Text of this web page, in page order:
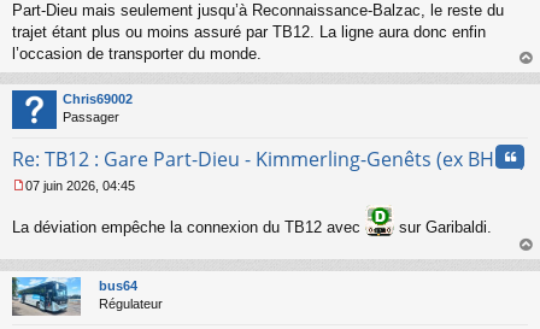
s
s
a
g
n
o
l
u
Part-Dieu mais seulement jusqu’à Reconnaissance-Balzac, le reste du
trajet étant plus ou moins assuré par TB12. La ligne aura donc enfin
l’occasion de transporter du monde.
au
Chris69002
Passager
Re: TB12 : Gare Part-Dieu - Kimmerling-Genêts (ex BHNS)
s
a
g
e
07 juin 2026, 04:45
La déviation empêche la connexion du TB12 avec sur Garibaldi.
au
bus64
Régulateur